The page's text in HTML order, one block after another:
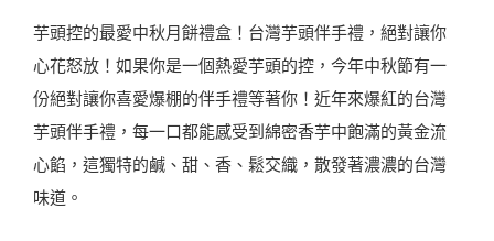
芋頭控的最愛中秋月餅禮盒！台灣芋頭伴手禮，絕對讓你
心花怒放！如果你是一個熱愛芋頭的控，今年中秋節有一
份絕對讓你喜愛爆棚的伴手禮等著你！近年來爆紅的台灣
芋頭伴手禮，每一口都能感受到綿密香芋中飽滿的黃金流
心餡，這獨特的鹹、甜、香、鬆交織，散發著濃濃的台灣
味道。